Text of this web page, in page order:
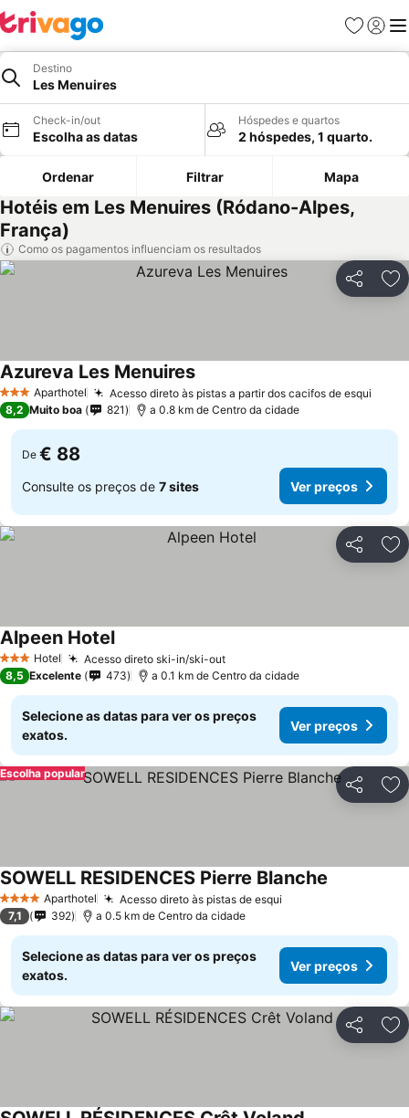
Favoritos
Iniciar
Destino
Les Menuires
Check-in/out
Escolha as datas
Hóspedes e quartos
2 hóspedes, 1 quarto.
Ordenar Filtrar Mapa
Hotéis em Les Menuires (Ródano-Alpes,
França)
Como os pagamentos influenciam os resultados
Partilhar
3 EstrelasAparthotel Acesso direto às pistas a partir dos cacifos de esqui
Azureva Les Menuires
8,2 Muito boa 821 a 0.8 km de Centro da cidade
De € 88
Consulte os preços de 7 sites Ver preços
Partilhar
3 EstrelasHotel Acesso direto ski-in/ski-out
Alpeen Hotel
8,5 Excelente 473 a 0.1 km de Centro da cidade
Selecione as datas para ver os preços
exatos.
Ver preços
Partilhar
Escolha popular
4 EstrelasAparthotel Acesso direto às pistas de esqui
SOWELL RESIDENCES Pierre Blanche
7,1 392 a 0.5 km de Centro da cidade
Selecione as datas para ver os preços
exatos.
Ver preços
Partilhar